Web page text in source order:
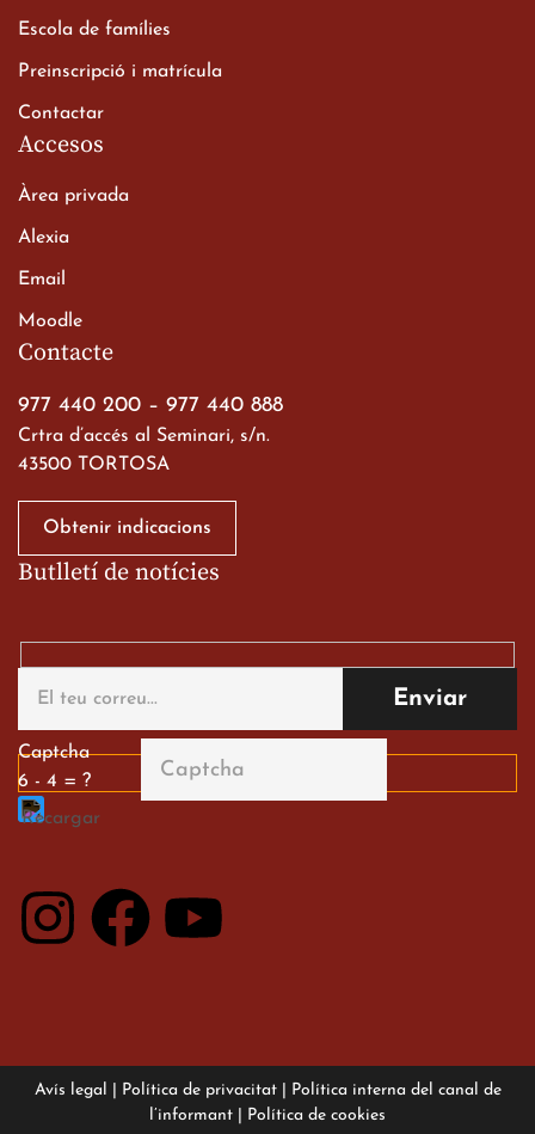
Batxillerat
a les ciutats imperials
alumnes al Tortosa
English Festival
13 de març de 2026
Contacte
977 440 200 – 977 440 888
Crtra d’accés al Seminari, s/n.
43500 TORTOSA
Obtenir indicacions
Escola de famílies
Preinscripció i matrícula
Contactar
Accesos
Àrea privada
Alexia
Email
Moodle
Butlletí de notícies
Captcha
6 - 4 = ?
Avís legal Política de privacitat| Política interna del canal de
l’informant
Política de cookies